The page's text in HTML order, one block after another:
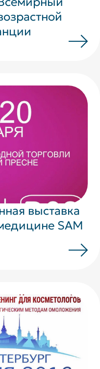
выставка
SAM